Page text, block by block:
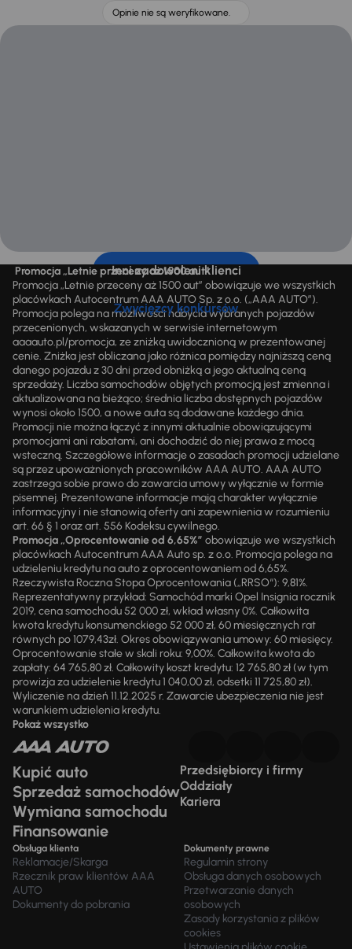
Opinie nie są weryfikowane.
Inni zadowoleni klienci
Zwycięzcy konkursów
Promocja „Letnie przeceny aż 1500 aut”
Promocja „Letnie przeceny aż 1500 aut” obowiązuje we wszystkich
placówkach Autocentrum AAA AUTO Sp. z o.o. („AAA AUTO”).
Promocja polega na możliwości nabycia wybranych pojazdów
przecenionych, wskazanych w serwisie internetowym
aaaauto.pl/promocja, ze zniżką uwidocznioną w prezentowanej
cenie. Zniżka jest obliczana jako różnica pomiędzy najniższą ceną
danego pojazdu z 30 dni przed obniżką a jego aktualną ceną
sprzedaży. Liczba samochodów objętych promocją jest zmienna i
aktualizowana na bieżąco; średnia liczba dostępnych pojazdów
wynosi około 1500, a nowe auta są dodawane każdego dnia.
Promocji nie można łączyć z innymi aktualnie obowiązującymi
promocjami ani rabatami, ani dochodzić do niej prawa z mocą
wsteczną. Szczegółowe informacje o zasadach promocji udzielane
są przez upoważnionych pracowników AAA AUTO. AAA AUTO
zastrzega sobie prawo do zawarcia umowy wyłącznie w formie
pisemnej. Prezentowane informacje mają charakter wyłącznie
informacyjny i nie stanowią oferty ani zapewnienia w rozumieniu
art. 66 § 1 oraz art. 556 Kodeksu cywilnego.
Promocja „Oprocentowanie od 6,65%” obowiązuje we wszystkich
placówkach Autocentrum AAA Auto sp. z o.o. Promocja polega na
udzieleniu kredytu na auto z oprocentowaniem od 6,65%.
Rzeczywista Roczna Stopa Oprocentowania („RRSO“): 9,81%.
Reprezentatywny przykład: Samochód marki Opel Insignia rocznik
2019, cena samochodu 52 000 zł, wkład własny 0%. Całkowita
kwota kredytu konsumenckiego 52 000 zł, 60 miesięcznych rat
równych po 1079,43zł. Okres obowiązywania umowy: 60 miesięcy.
Oprocentowanie stałe w skali roku: 9,00%. Całkowita kwota do
zapłaty: 64 765,80 zł. Całkowity koszt kredytu: 12 765,80 zł (w tym
prowizja za udzielenie kredytu 1 040,00 zł, odsetki 11 725,80 zł).
Wyliczenie na dzień 11.12.2025 r. Zawarcie ubezpieczenia nie jest
warunkiem udzielenia kredytu.
Pokaż wszystko
Kupić auto
Sprzedaż samochodów
Wymiana samochodu
Finansowanie
Przedsiębiorcy i firmy
Oddziały
Kariera
Obsługa klienta
Reklamacje/Skarga
Rzecznik praw klientów AAA
AUTO
Dokumenty do pobrania
Dokumenty prawne
Regulamin strony
Obsługa danych osobowych
Przetwarzanie danych
osobowych
Zasady korzystania z plików
cookies